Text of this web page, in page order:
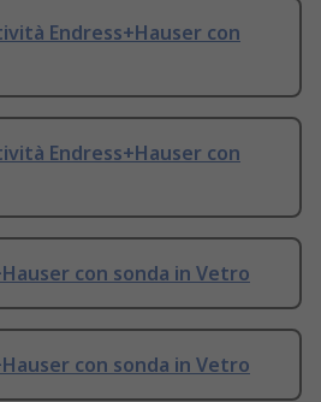
Endress+Hauser con
Endress+Hauser con
con sonda in Vetro
con sonda in Vetro